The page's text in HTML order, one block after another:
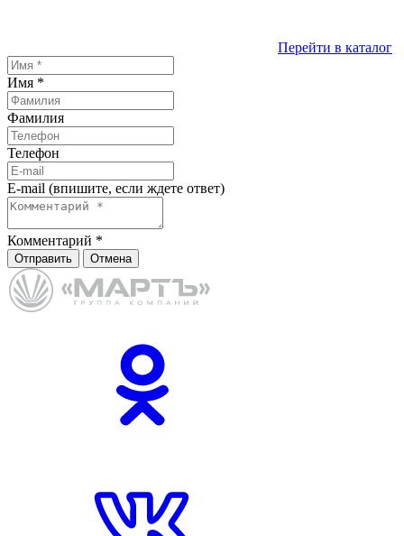
Перейти в каталог
Имя *
Фамилия
Телефон
E-mail (впишите, если ждете ответ)
Комментарий *
Отправить Отмена